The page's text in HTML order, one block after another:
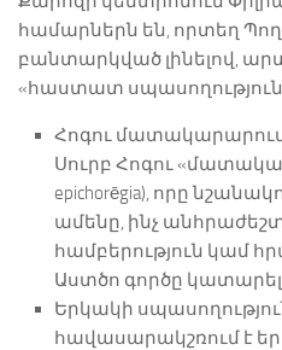
համարներն են, որտեղ
բանտարկված լինելով,
«հաստատ սպասողությունը
Հոգու
Սուրբ Հոգու
epichorēgia), որը
ամենը, ինչ անհրաժեշտ
համբերություն կամ
Աստծո գործը
Երկակի
հավասարակշռում է